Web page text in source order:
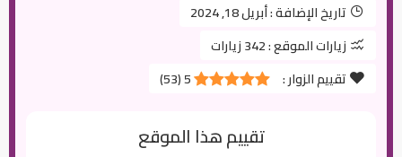
تاريخ الإضافة :أبريل 18, 2024
زيارات الموقع :342 زيارات
تقييم الزوار :
5
(
53
)
تقييم هذا الموقع